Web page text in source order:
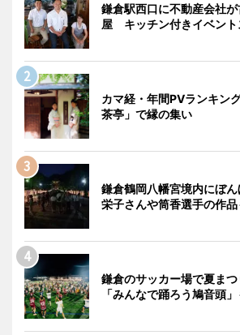
鎌倉駅西口に不動産会社
屋 キッチン付きイベント
カマ経・年間PVランキン
茶亭」で縁の集い
鎌倉鶴岡八幡宮境内にぼ
栄子さんや筒香選手の作品
鎌倉のサッカー場で夏ま
「みんなで踊ろう鳩音頭」